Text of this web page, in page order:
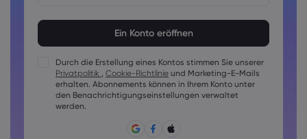
Kennwörter müssen mindestens 1 Großbuchstaben
enthalten
Kennwörter müssen mindestens 1 Kleinbuchstaben enthalten
Das Passwort muss folgende Zeichen enthalten ~!@#£
%^&amp;*()_-+=:;&lt;&gt;{,[]?,.
Passwörter dürfen nicht allgemein geläufig sein
Durch die Erstellung eines Kontos stimmen Sie unserer
Privatpolitik , Cookie-Richtlinie und Marketing-E-Mails
erhalten. Abonnements können in Ihrem Konto unter
den Benachrichtigungseinstellungen verwaltet
werden.